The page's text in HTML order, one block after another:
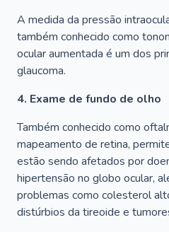
A medida da pressão
também conhecido como
ocular aumentada é um dos
glaucoma.
4. Exame de fundo de olho
Também conhecido como
mapeamento de retina,
estão sendo afetados por
hipertensão no globo ocular,
problemas como colesterol
distúrbios da tireoide e